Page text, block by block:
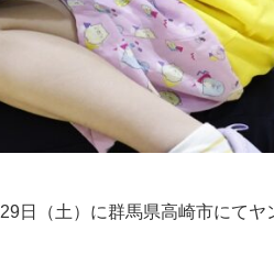
日（土）に群馬県高崎市にてヤ